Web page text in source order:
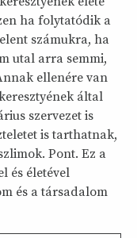
ha folytatódik a
számukra, ha
utal arra semmi,
ellenére van
által
szervezet is
is tarthatnak,
Pont. Ez a
és életével
és a társadalom